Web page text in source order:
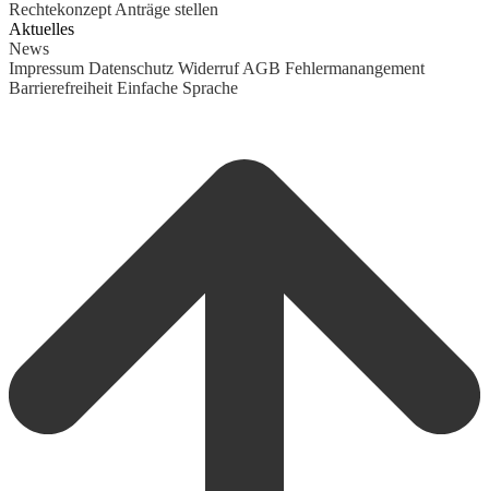
Rechtekonzept Anträge stellen
Aktuelles
News
Impressum Datenschutz Widerruf AGB Fehlermanangement
Barrierefreiheit Einfache Sprache